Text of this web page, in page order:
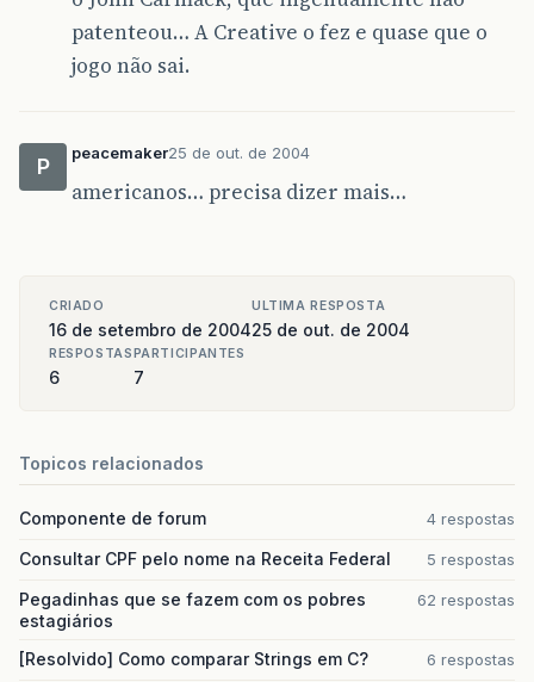
patenteou… A Creative o fez e quase que o
jogo não sai.
P
peacemaker25 de out. de 2004
americanos… precisa dizer mais…
CRIADO
16 de setembro de 2004
ULTIMA RESPOSTA
25 de out. de 2004
RESPOSTAS
6
PARTICIPANTES
7
Topicos relacionados
Componente de forum 4 respostas
Consultar CPF pelo nome na Receita Federal 5 respostas
Pegadinhas que se fazem com os pobres
estagiários
62 respostas
[Resolvido] Como comparar Strings em C? 6 respostas